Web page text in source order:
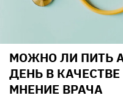
МОЖНО ЛИ ПИТЬ
ДЕНЬ В
МНЕНИЕ ВРАЧА